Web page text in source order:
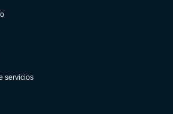
servicios